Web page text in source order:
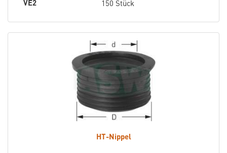
VE2 150 Stück
HT-Nippel